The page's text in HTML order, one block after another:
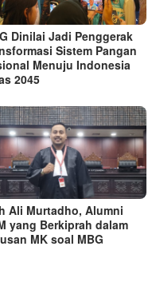
Dinilai Jadi Penggerak
Sistem Pangan
Menuju Indonesia
2045
Ali Murtadho, Alumni
yang Berkiprah dalam
MK soal MBG